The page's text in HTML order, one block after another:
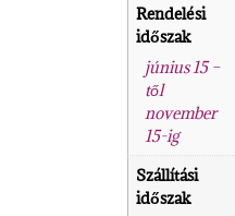
Rendelési
időszak
június 15 –
től
november
15-ig
Szállítási
időszak